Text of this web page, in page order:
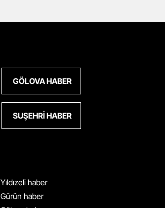
GÖLOVA HABER
SUŞEHRI HABER
Yıldızeli haber
Gürün haber